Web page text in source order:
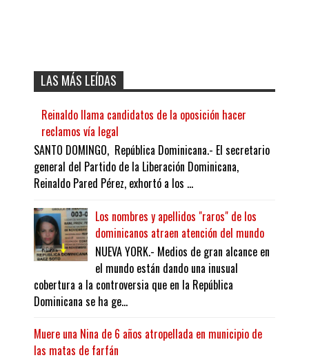
LAS MÁS LEÍDAS
Reinaldo llama candidatos de la oposición hacer
reclamos vía legal
SANTO DOMINGO, República Dominicana.- El secretario
general del Partido de la Liberación Dominicana,
Reinaldo Pared Pérez, exhortó a los ...
Los nombres y apellidos "raros" de los
dominicanos atraen atención del mundo
NUEVA YORK.- Medios de gran alcance en
el mundo están dando una inusual
cobertura a la controversia que en la República
Dominicana se ha ge...
Muere una Nina de 6 años atropellada en municipio de
las matas de farfán